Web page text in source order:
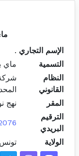
الإسم التجاري .
التسمية
ماي
النظام
القانوني
المقر
نهج
الترقيم
البريدي
الولاية تونس